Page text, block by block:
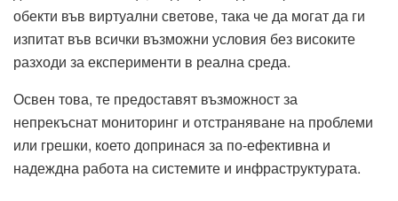
обекти във виртуални светове, така че да могат да ги
изпитат във всички възможни условия без високите
разходи за експерименти в реална среда.
Освен това, те предоставят възможност за
непрекъснат мониторинг и отстраняване на проблеми
или грешки, което допринася за по-ефективна и
надеждна работа на системите и инфраструктурата.